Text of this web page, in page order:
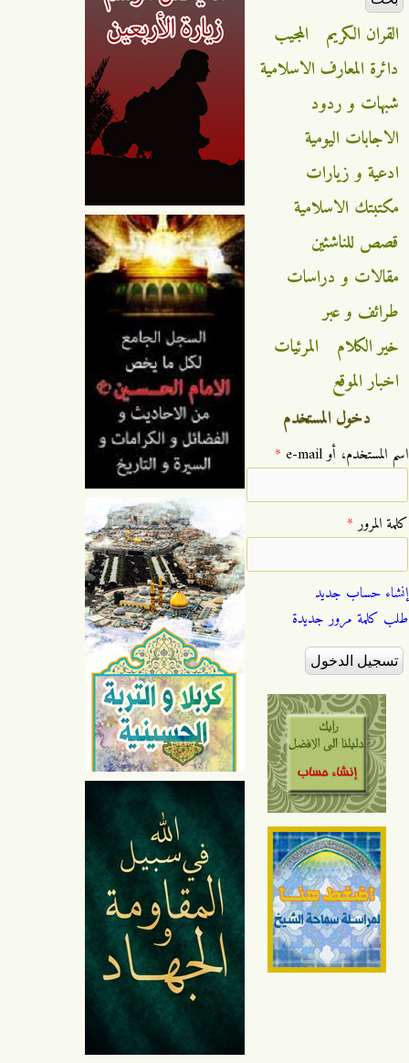
القران الكريم
المجيب
دائرة المعارف الاسلامية
شبهات و ردود
الاجابات اليومية
ادعية و زيارات
مكتبتك الاسلامية
قصص للناشئين
مقالات و دراسات
طرائف و عبر
خير الكلام
المرئيات
اخبار الموقع
دخول المستخدم
‏اسم المستخدم، أو e-mail ‏ *
‏كلمة المرور ‏*
إنشاء حساب جديد
طلب كلمة مرور جديدة